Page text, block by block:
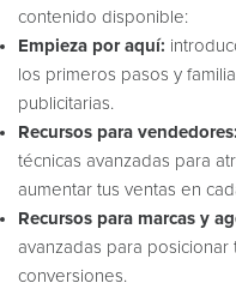
contenido disponible:
Empieza por aquí:
los primeros pasos y
publicitarias.
Recursos para vendedores:
técnicas avanzadas para
aumentar tus ventas en
Recursos para marcas y
avanzadas para posicionar
conversiones.